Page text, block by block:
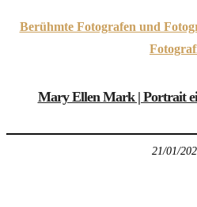
Berühmte Fotografen und
Mary Ellen Mark | Portrait
21/01/